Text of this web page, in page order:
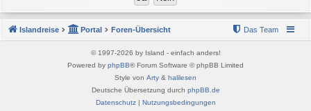
Islandreise Portal Foren-Übersicht Das Team
© 1997-2026 by Island - einfach anders!
Powered by phpBB® Forum Software © phpBB Limited
Style von Arty & halilesen
Deutsche Übersetzung durch phpBB.de
Datenschutz| Nutzungsbedingungen